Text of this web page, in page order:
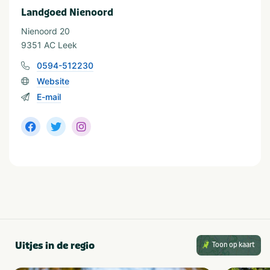
Landgoed Nienoord
Nienoord 20
9351 AC Leek
0594-512230
Website
E-mail
Uitjes in de regio Toon op kaart